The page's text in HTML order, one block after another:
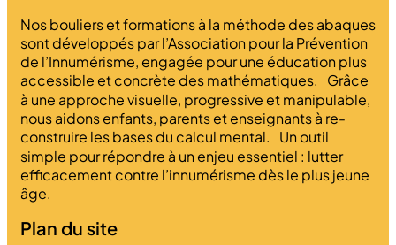
Nos bouliers et formations à la méthode des abaques
sont développés par l’Association pour la Prévention
de l’Innumérisme, engagée pour une éducation plus
accessible et concrète des mathématiques. Grâce
à une approche visuelle, progressive et manipulable,
nous aidons enfants, parents et enseignants à re-
construire les bases du calcul mental. Un outil
simple pour répondre à un enjeu essentiel : lutter
efficacement contre l’innumérisme dès le plus jeune
âge.
Plan du site